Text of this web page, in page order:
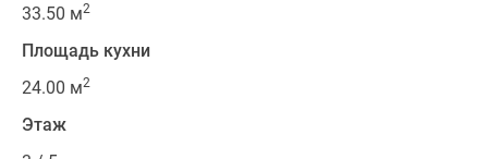
33.50 м2
Площадь кухни
24.00 м2
Этаж